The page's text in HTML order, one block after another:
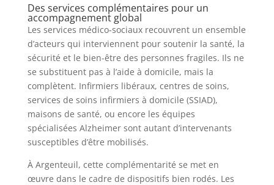
Des services complémentaires pour un
accompagnement global
Les services médico-sociaux recouvrent un ensemble
d’acteurs qui interviennent pour soutenir la santé, la
sécurité et le bien-être des personnes fragiles. Ils ne
se substituent pas à l’aide à domicile, mais la
complètent. Infirmiers libéraux, centres de soins,
services de soins infirmiers à domicile (SSIAD),
maisons de santé, ou encore les équipes
spécialisées Alzheimer sont autant d’intervenants
susceptibles d’être mobilisés.
À Argenteuil, cette complémentarité se met en
œuvre dans le cadre de dispositifs bien rodés. Les